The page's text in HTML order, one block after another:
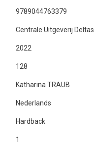
9789044763379
Centrale Uitgeverij Deltas
2022
128
Katharina TRAUB
Nederlands
Hardback
1